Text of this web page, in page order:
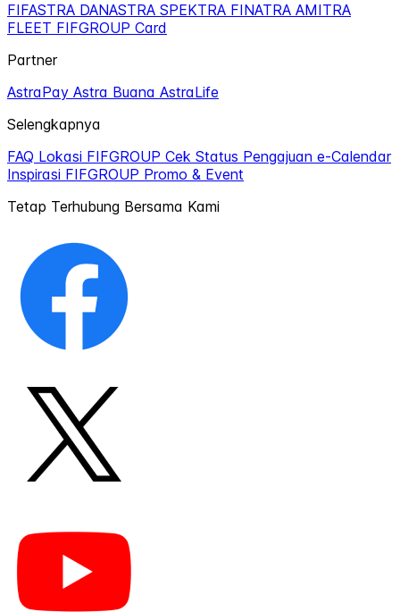
FIFASTRA DANASTRA SPEKTRA FINATRA AMITRA
FLEET FIFGROUP Card
Partner
AstraPay Astra Buana AstraLife
Selengkapnya
FAQ Lokasi FIFGROUP Cek Status Pengajuan e-Calendar
Inspirasi FIFGROUP Promo & Event
Tetap Terhubung Bersama Kami